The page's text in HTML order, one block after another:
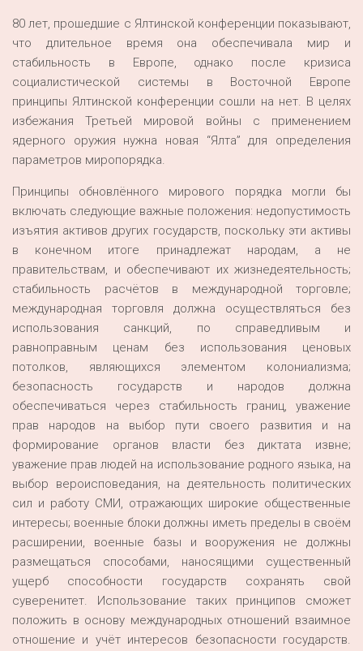
80 лет, прошедшие с Ялтинской конференции показывают,
что длительное время она обеспечивала мир и
стабильность в Европе, однако после кризиса
социалистической системы в Восточной Европе
принципы Ялтинской конференции сошли на нет. В целях
избежания Третьей мировой войны с применением
ядерного оружия нужна новая “Ялта” для определения
параметров миропорядка.
Принципы обновлённого мирового порядка могли бы
включать следующие важные положения: недопустимость
изъятия активов других государств, поскольку эти активы
в конечном итоге принадлежат народам, а не
правительствам, и обеспечивают их жизнедеятельность;
стабильность расчётов в международной торговле;
международная торговля должна осуществляться без
использования санкций, по справедливым и
равноправным ценам без использования ценовых
потолков, являющихся элементом колониализма;
безопасность государств и народов должна
обеспечиваться через стабильность границ, уважение
прав народов на выбор пути своего развития и на
формирование органов власти без диктата извне;
уважение прав людей на использование родного языка, на
выбор вероисповедания, на деятельность политических
сил и работу СМИ, отражающих широкие общественные
интересы; военные блоки должны иметь пределы в своём
расширении, военные базы и вооружения не должны
размещаться способами, наносящими существенный
ущерб способности государств сохранять свой
суверенитет. Использование таких принципов сможет
положить в основу международных отношений взаимное
отношение и учёт интересов безопасности государств.